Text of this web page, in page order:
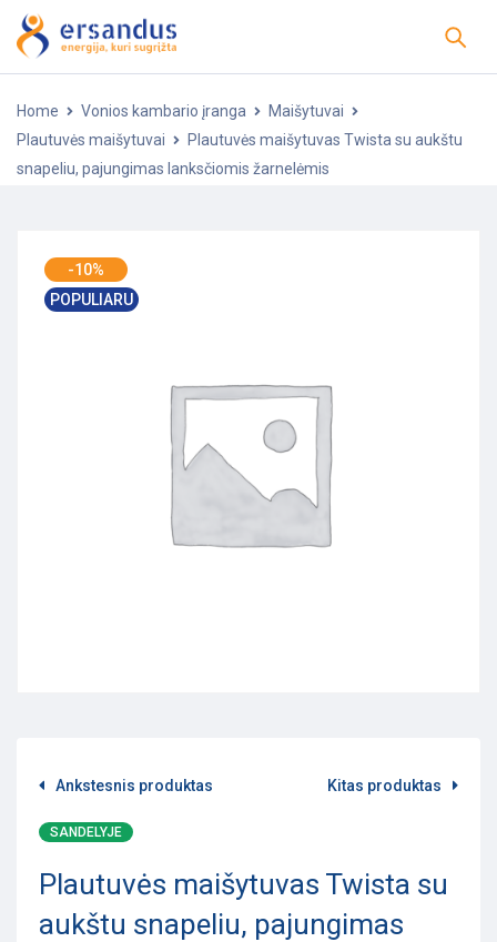
Home Vonios kambario įranga
Maišytuvai
Plautuvės maišytuvai
Plautuvės maišytuvas Twista su aukštu
snapeliu, pajungimas lanksčiomis žarnelėmis
-10%
POPULIARU
Ankstesnis produktas Kitas produktas
SANDELYJE
Plautuvės maišytuvas Twista su
aukštu snapeliu, pajungimas